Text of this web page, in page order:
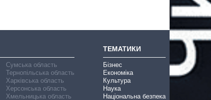
Сумська область
Тернопільська область
Харківська область
Херсонська область
Хмельницька область
ТЕМАТИКИ
Бізнес
Економіка
Культура
Наука
Національна безпека